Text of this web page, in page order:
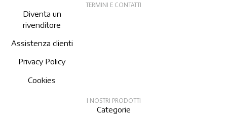
TERMINI E CONTATTI
Diventa un
rivenditore
Assistenza clienti
Privacy Policy
Cookies
I NOSTRI PRODOTTI
Categorie